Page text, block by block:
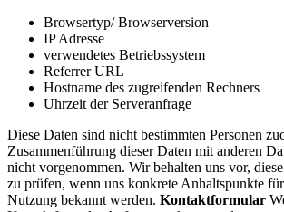
Browsertyp/ Browserversion
IP Adresse
verwendetes Betriebssystem
Referrer URL
Hostname des zugreifenden Rechners
Uhrzeit der Serveranfrage
Diese Daten sind nicht bestimmten Personen
Zusammenführung dieser Daten mit anderen
nicht vorgenommen. Wir behalten uns vor,
zu prüfen, wenn uns konkrete Anhaltspunkte
Nutzung bekannt werden. Kontaktformular